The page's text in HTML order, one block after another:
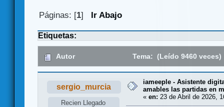
Páginas: [1] Ir Abajo
Etiquetas:
Autor Tema: (Leído 9460 veces)
sergio_murcia
Recien Llegado
iameeple - Asistente
amables las partidas en
« en: 23 de Abril de 2026,